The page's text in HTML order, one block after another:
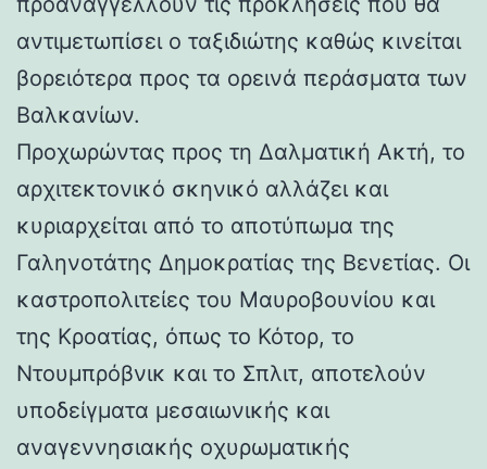
αντιμετωπίσει ο ταξιδιώτης καθώς κινείται
βορειότερα προς τα ορεινά περάσματα των
Βαλκανίων.
Προχωρώντας προς τη Δαλματική Ακτή, το
αρχιτεκτονικό σκηνικό αλλάζει και
κυριαρχείται από το αποτύπωμα της
Γαληνοτάτης Δημοκρατίας της Βενετίας. Οι
καστροπολιτείες του Μαυροβουνίου και
της Κροατίας, όπως το Κότορ, το
Ντουμπρόβνικ και το Σπλιτ, αποτελούν
υποδείγματα μεσαιωνικής και
αναγεννησιακής οχυρωματικής